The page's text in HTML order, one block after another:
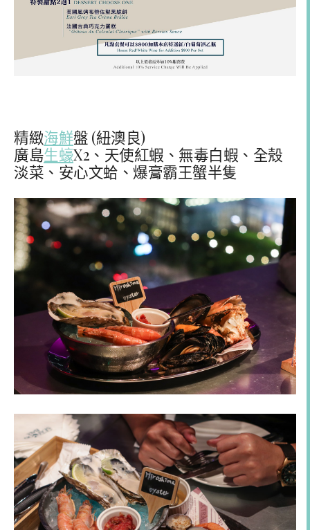
精緻海鮮盤 (紐澳良)
廣島生蠔X2、天使紅蝦、無毒白蝦、全殼
淡菜、安心文蛤、爆膏霸王蟹半隻